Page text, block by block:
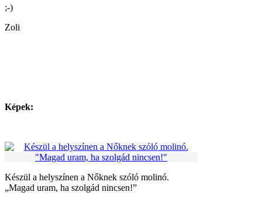
;-)
Zoli
Képek:
Készül a helyszínen a Nőknek szóló molinó.
„Magad uram, ha szolgád nincsen!”